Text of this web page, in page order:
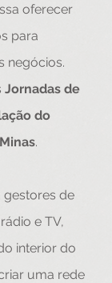
oferecer
para
negócios.
Jornadas de
do
.
gestores de
e TV,
interior do
uma rede